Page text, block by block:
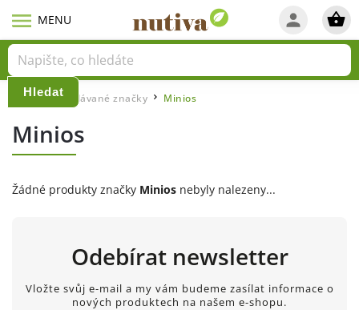
Hledat
Domů / Prodávané značky / Minios
Minios
Žádné produkty značky Minios nebyly nalezeny...
Odebírat newsletter
Vložte svůj e-mail a my vám budeme zasílat informace o
nových produktech na našem e-shopu.